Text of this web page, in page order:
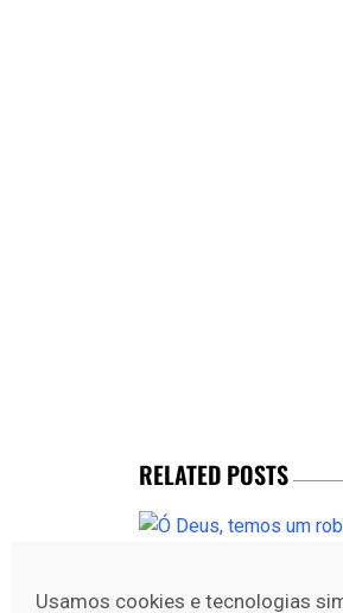
Usamos cookies e tecnologias
RELATED POSTS